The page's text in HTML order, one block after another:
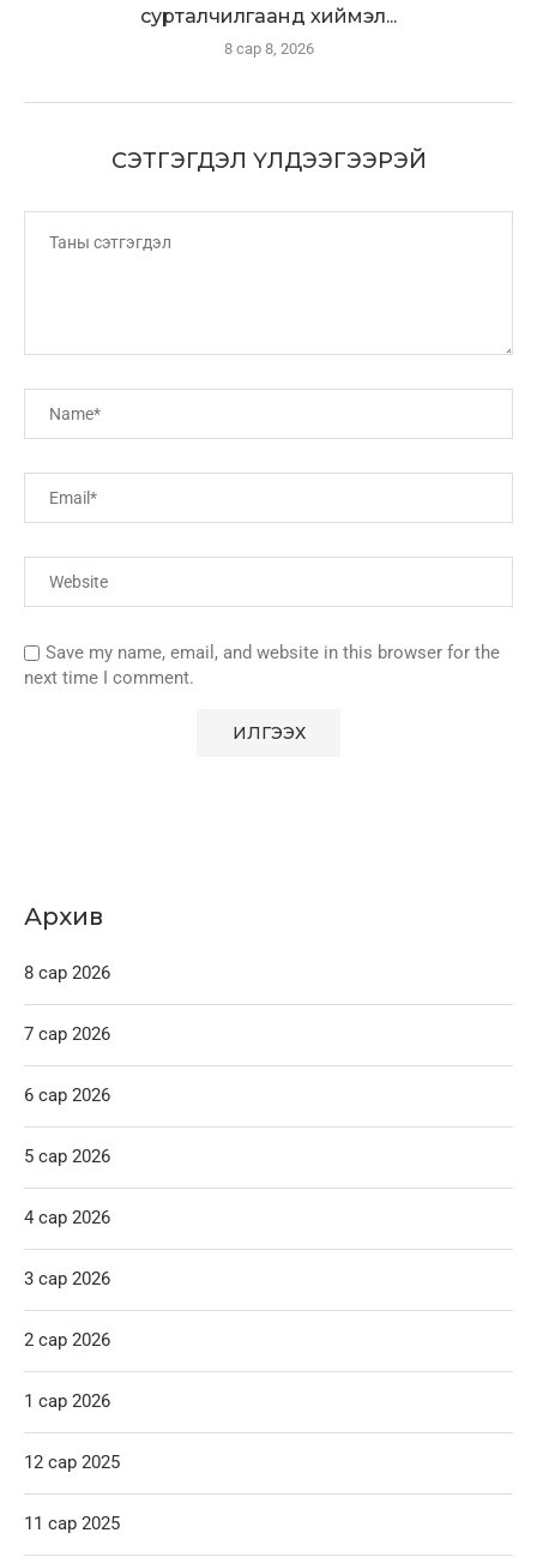
сурталчилгаанд хиймэл...
8 сар 8, 2026
СЭТГЭГДЭЛ ҮЛДЭЭГЭЭРЭЙ
Save my name, email, and website in this browser for the
next time I comment.
Архив
8 сар 2026
7 сар 2026
6 сар 2026
5 сар 2026
4 сар 2026
3 сар 2026
2 сар 2026
1 сар 2026
12 сар 2025
11 сар 2025